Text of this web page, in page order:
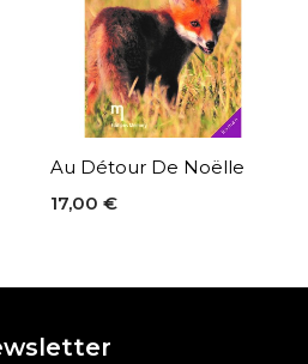
Au Détour De Noëlle
17,00 €